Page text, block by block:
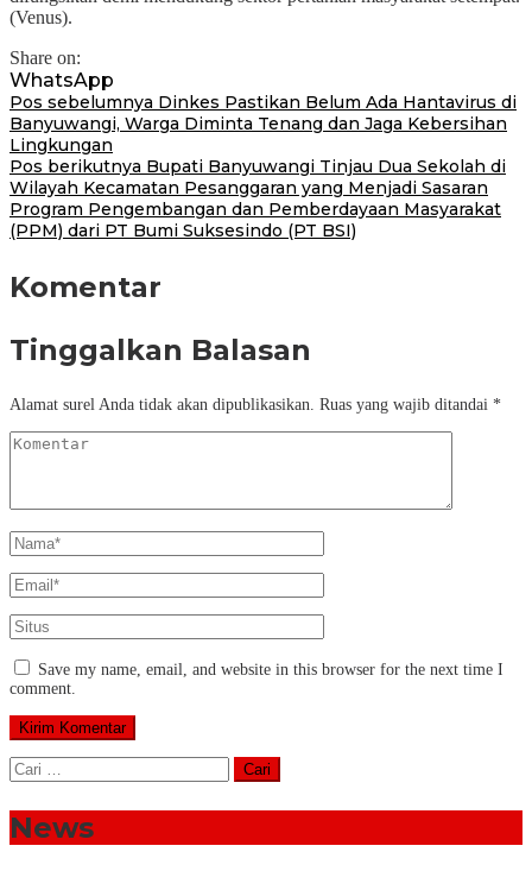
(Venus).
Share on:
WhatsApp
Navigasi
pos
Pos sebelumnya Dinkes Pastikan Belum Ada Hantavirus di
Banyuwangi, Warga Diminta Tenang dan Jaga Kebersihan
Lingkungan
Pos berikutnya Bupati Banyuwangi Tinjau Dua Sekolah di
Wilayah Kecamatan Pesanggaran yang Menjadi Sasaran
Program Pengembangan dan Pemberdayaan Masyarakat
(PPM) dari PT Bumi Suksesindo (PT BSI)
Komentar
Tinggalkan Balasan
Alamat surel Anda tidak akan dipublikasikan. Ruas yang wajib ditandai *
Save my name, email, and website in this browser for the next time I
comment.
Cari
untuk:
News